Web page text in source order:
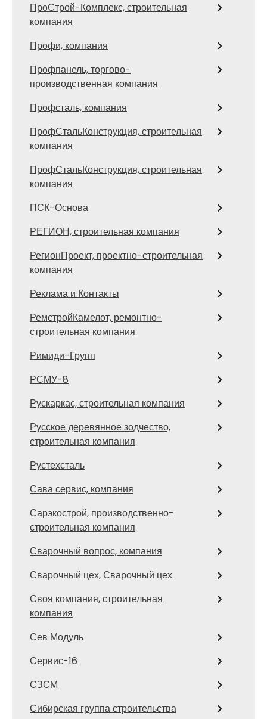
ПроСтрой-Комплекс, строительная
компания
Профи, компания
Профпанель, торгово-
производственная компания
Профсталь, компания
ПрофСтальКонструкция, строительная
компания
ПрофСтальКонструкция, строительная
компания
ПСК-Основа
РЕГИОН, строительная компания
РегионПроект, проектно-строительная
компания
Реклама и Контакты
РемстройКамелот, ремонтно-
строительная компания
Римиди-Групп
РСМУ-8
Рускаркас, строительная компания
Русское деревянное зодчество,
строительная компания
Рустехсталь
Сава сервис, компания
Сарэкострой, производственно-
строительная компания
Сварочный вопрос, компания
Сварочный цех, Сварочный цех
Своя компания, строительная
компания
Сев Модуль
Сервис-16
СЗСМ
Сибирская группа строительства